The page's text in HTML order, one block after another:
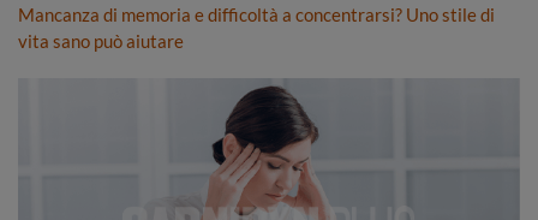
Mancanza di memoria e difficoltà a concentrarsi? Uno stile di
vita sano può aiutare